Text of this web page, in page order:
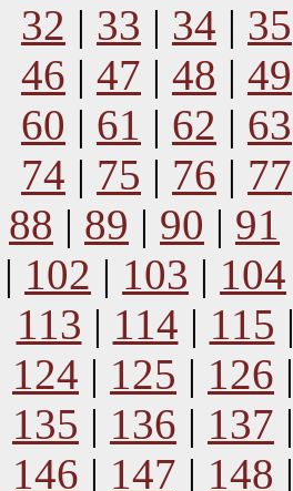
32 | 33 | 34 | 35
46 | 47 | 48 | 49
60 | 61 | 62 | 63
74 | 75 | 76 | 77
88 | 89 | 90 | 91
| 102 | 103 | 104
113 | 114 | 115 |
124 | 125 | 126 |
135 | 136 | 137 |
146 | 147 | 148 |